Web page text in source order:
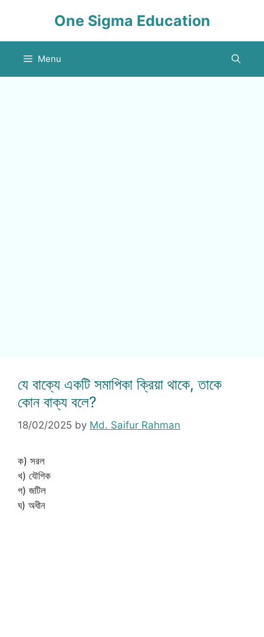
One Sigma Education
Menu
যে বাক্যে একটি সমাপিকা ক্রিয়া থাকে, তাকে
কোন বাক্য বলে?
18/02/2025 by Md. Saifur Rahman
ক) সরল
খ) যৌগিক
গ) জটিল
ঘ) অধীন